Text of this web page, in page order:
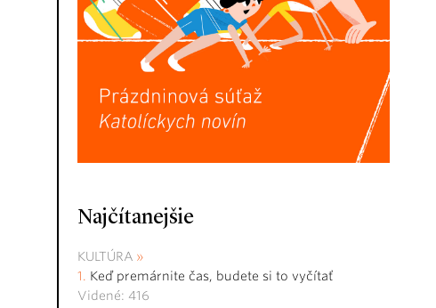
Najčítanejšie
KULTÚRA
Keď premárnite čas, budete si to vyčítať
Videné: 416